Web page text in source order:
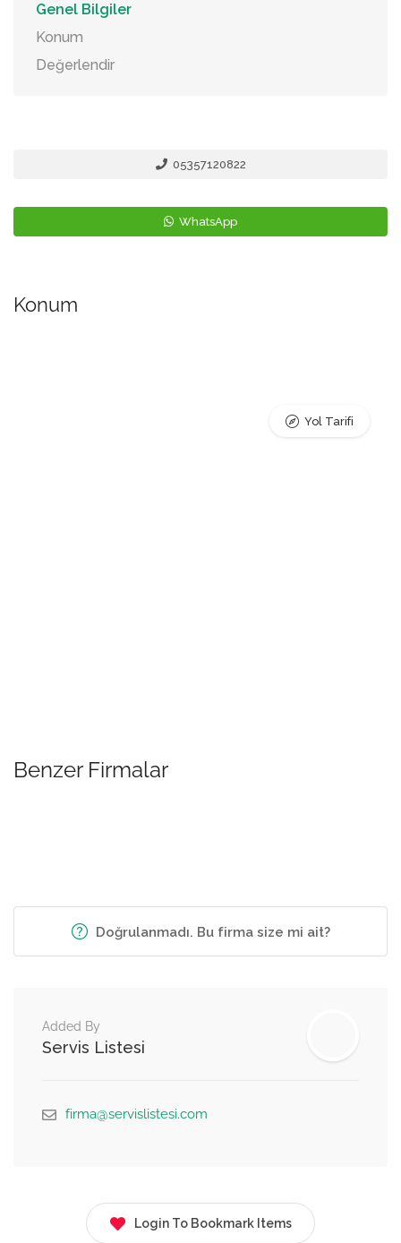
Genel Bilgiler
Konum
Değerlendir
05357120822
WhatsApp
Konum
Yol Tarifi
Benzer Firmalar
Doğrulanmadı. Bu firma size mi ait?
Added By
Servis Listesi
firma@servislistesi.com
Login To Bookmark Items